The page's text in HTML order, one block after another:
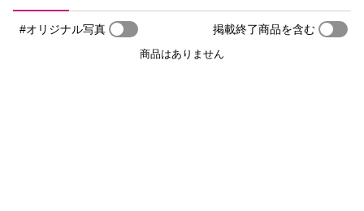
#オリジナル写真 掲載終了商品を含む
商品はありません